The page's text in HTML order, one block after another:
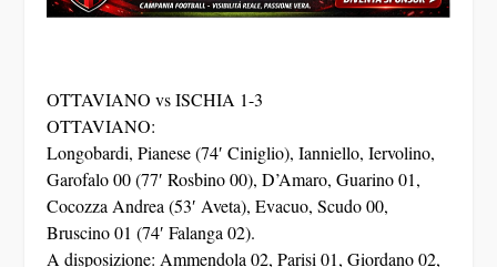
OTTAVIANO vs ISCHIA 1-3
OTTAVIANO:
Longobardi, Pianese (74′ Ciniglio), Ianniello, Iervolino,
Garofalo 00 (77′ Rosbino 00), D’Amaro, Guarino 01,
Cocozza Andrea (53′ Aveta), Evacuo, Scudo 00,
Bruscino 01 (74′ Falanga 02).
A disposizione: Ammendola 02, Parisi 01, Giordano 02,